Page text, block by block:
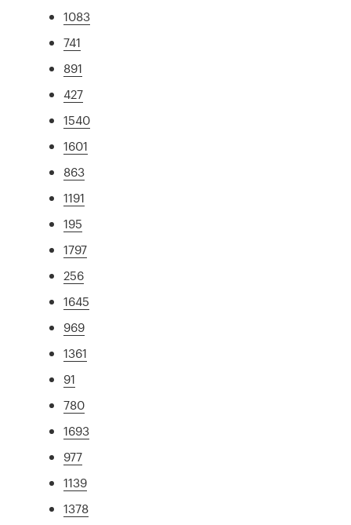
1083
741
891
427
1540
1601
863
1191
195
1797
256
1645
969
1361
91
780
1693
977
1139
1378